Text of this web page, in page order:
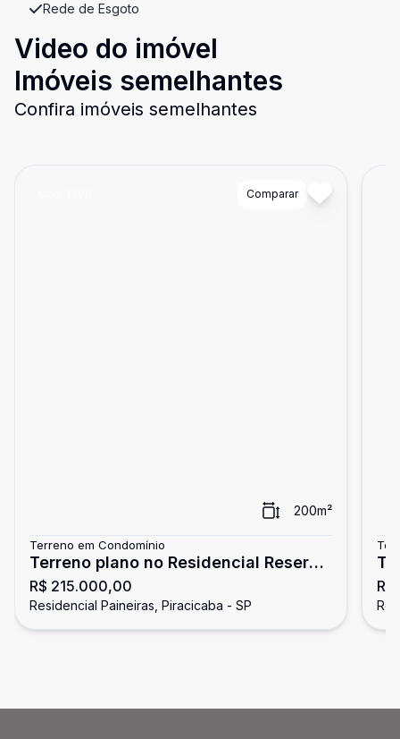
Rede de Esgoto
Video do imóvel
Imóveis semelhantes
Confira imóveis semelhantes
Comparar
200m²
Terreno em Condomínio
Terreno plano no Residencial Reserva
Das Paineiras
R$ 215.000,00
Residencial Paineiras, Piracicaba - SP